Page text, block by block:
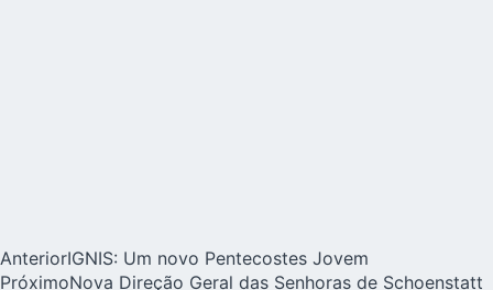
AnteriorIGNIS: Um novo Pentecostes Jovem
PróximoNova Direção Geral das Senhoras de Schoenstatt